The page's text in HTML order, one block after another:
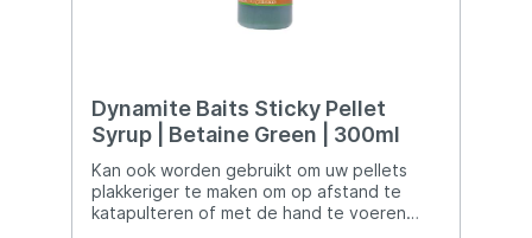
Dynamite Baits Sticky Pellet
Syrup | Betaine Green | 300ml
Kan ook worden gebruikt om uw pellets
plakkeriger te maken om op afstand te
katapulteren of met de hand te voeren